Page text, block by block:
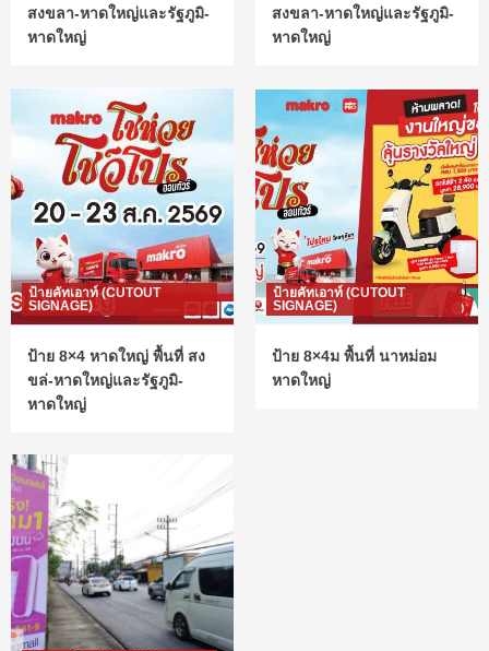
สงขลา-หาดใหญ่และรัฐภูมิ-
หาดใหญ่
สงขลา-หาดใหญ่และรัฐภูมิ-
หาดใหญ่
ป้ายคัทเอาท์ (CUTOUT
SIGNAGE)
ป้าย 8×4 หาดใหญ่ พื้นที่ สง
ขล่-หาดใหญ่และรัฐภูมิ-
หาดใหญ่
ป้ายคัทเอาท์ (CUTOUT
SIGNAGE)
ป้าย 8×4ม พื้นที่ นาหม่อม
หาดใหญ่